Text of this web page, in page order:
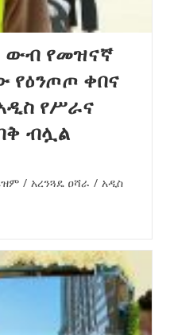
ውብ የመዝናኛ
የዕንጦጦ ቀበና
የሥራና
ብሏል
/ አረንጓዴ ዐሻራ / አዲስ